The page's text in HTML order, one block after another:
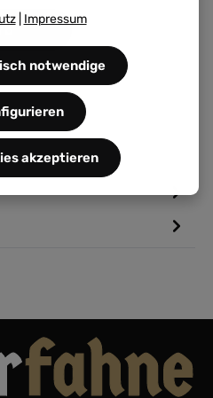
| Impressum
notwendige
akzeptieren